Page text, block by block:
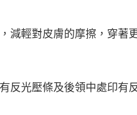
減輕對皮膚的摩擦，穿著
反光壓條及後領中處印有